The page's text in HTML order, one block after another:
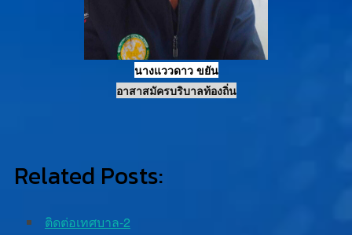
นางแววดาว ขยัน
อาสาสมัครบริบาลท้องถิ่น
Related Posts:
ติดต่อเทศบาล-2